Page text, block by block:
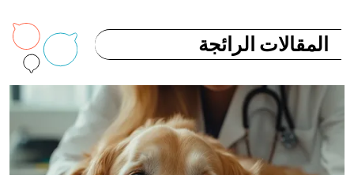
المقالات الرائجة